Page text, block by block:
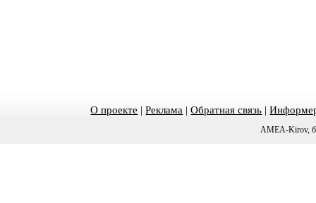
О проекте |Реклама |Обратная связь |
AMEA-Kirov,